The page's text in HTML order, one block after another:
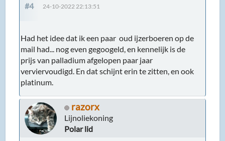
#4 24-10-2022 22:13:51
Had het idee dat ik een paar oud ijzerboeren op de
mail had... nog even gegoogeld, en kennelijk is de
prijs van palladium afgelopen paar jaar
verviervoudigd. En dat schijnt erin te zitten, en ook
platinum.
razorx
Lijnoliekoning
Polar lid